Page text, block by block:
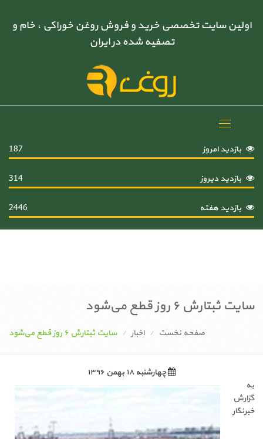
اولین سایت تخصصی خرید و فروش روغن خوراکی ، خام و
تصفیه شده در ایران
Toggle
بازدید امروز
187
بازدید دیروز 314
بازدید هفته 2446
سایت ثبتارش ۶ روز قطع می‌شود
صفحه نخست اخبار سایت ثبتارش ۶ روز قطع می‌شود
چهارشنبه ۱۸ بهمن ۱۳۹۶
به
گزارش
خبرنگار